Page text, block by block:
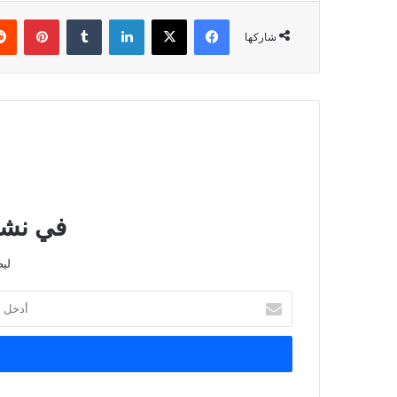
شاركها
فيسبوك ‫X لينكدإن
في
بريدك
الإلكتروني